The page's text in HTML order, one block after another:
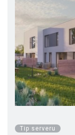
Tip serveru